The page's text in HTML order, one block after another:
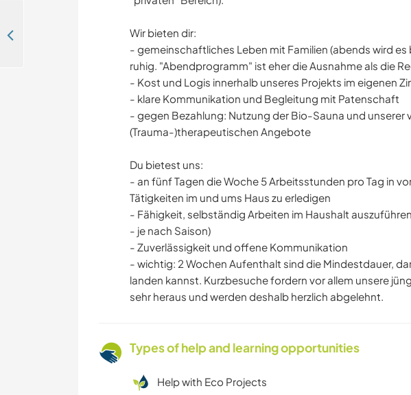
Wir bieten dir:
- gemeinschaftliches Leben mit Familien (abends wird es
ruhig. "Abendprogramm" ist eher die Ausnahme als die
- Kost und Logis innerhalb unseres Projekts im eigenen
- klare Kommunikation und Begleitung mit Patenschaft
- gegen Bezahlung: Nutzung der Bio-Sauna und unserer
(Trauma-)therapeutischen Angebote
Du bietest uns:
- an fünf Tagen die Woche 5 Arbeitsstunden pro Tag in
Tätigkeiten im und ums Haus zu erledigen
- Fähigkeit, selbständig Arbeiten im Haushalt
- je nach Saison)
- Zuverlässigkeit und offene Kommunikation
- wichtig: 2 Wochen Aufenthalt sind die Mindestdauer,
landen kannst. Kurzbesuche fordern vor allem unsere
sehr heraus und werden deshalb herzlich abgelehnt.
Types of help and learning opportunities
Help with Eco Projects